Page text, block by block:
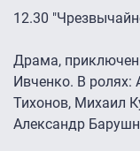
12.30
Драма,
Ивченко. В ролях:
Тихонов, Михаил
Александр